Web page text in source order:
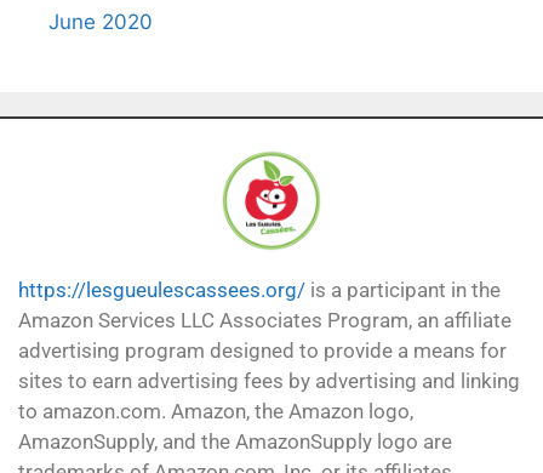
June 2020
https://lesgueulescassees.org/ is a participant in the
Amazon Services LLC Associates Program, an affiliate
advertising program designed to provide a means for
sites to earn advertising fees by advertising and linking
to amazon.com. Amazon, the Amazon logo,
AmazonSupply, and the AmazonSupply logo are